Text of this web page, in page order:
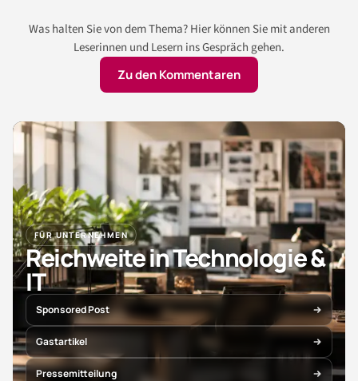
Was halten Sie von dem Thema? Hier können Sie mit anderen
Leserinnen und Lesern ins Gespräch gehen.
Zu den Kommentaren
FÜR UNTERNEHMEN
Reichweite in Technologie &
IT
Sponsored Post
Gastartikel
Pressemitteilung